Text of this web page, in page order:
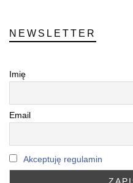
NEWSLETTER
Imię
Email
Akceptuję regulamin